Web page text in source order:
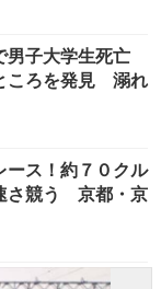
男子大学生死亡
ころを発見 溺れ
ース！約７０クル
さ競う 京都・京